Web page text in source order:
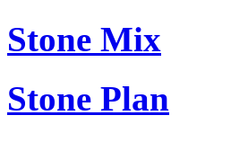
Stone Mix
Stone Plan